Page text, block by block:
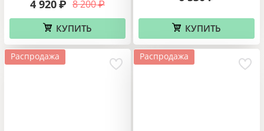
8 200 ₽
4 920₽
КУПИТЬ КУПИТЬ
Распродажа Распродажа